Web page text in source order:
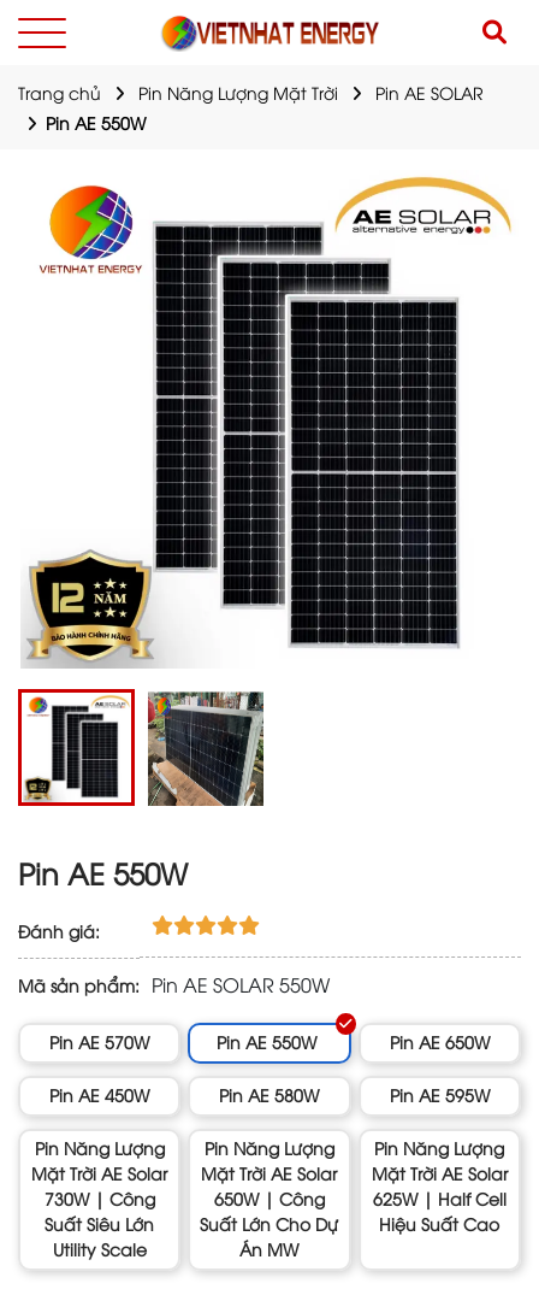
Trang chủ Pin Năng Lượng Mặt Trời
Pin AE SOLAR
Pin AE 550W
Pin AE 550W
Đánh giá:
Mã sản phẩm: Pin AE SOLAR 550W
Pin AE 570W Pin AE 550W Pin AE 650W
Pin AE 450W Pin AE 580W Pin AE 595W
Pin Năng Lượng
Mặt Trời AE Solar
730W | Công
Suất Siêu Lớn
Utility Scale
Pin Năng Lượng
Mặt Trời AE Solar
650W | Công
Suất Lớn Cho Dự
Án MW
Pin Năng Lượng
Mặt Trời AE Solar
625W | Half Cell
Hiệu Suất Cao